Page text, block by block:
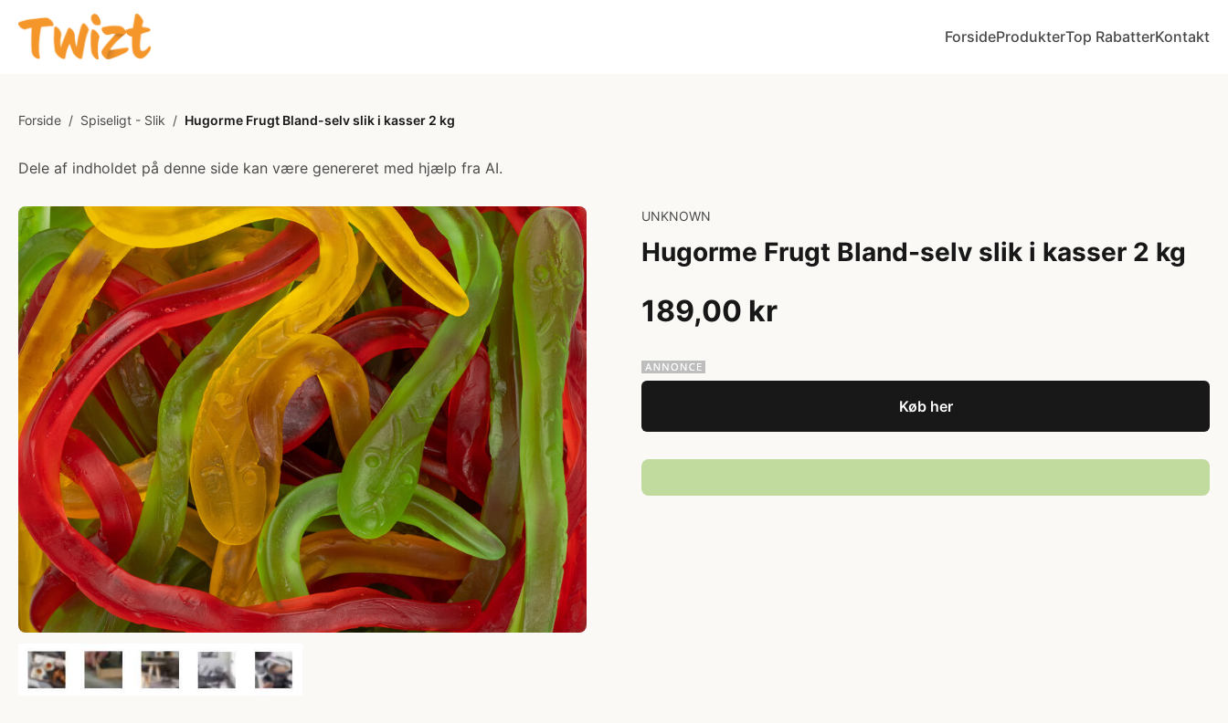
ForsideProdukterTop RabatterKontakt
Forside / Spiseligt - Slik / Hugorme Frugt Bland-selv slik i kasser 2 kg
Dele af indholdet på denne side kan være genereret med hjælp fra AI.
UNKNOWN
Hugorme Frugt Bland-selv slik i kasser 2 kg
189,00 kr
Køb her